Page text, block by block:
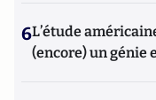
6L’étude
(encore) un génie